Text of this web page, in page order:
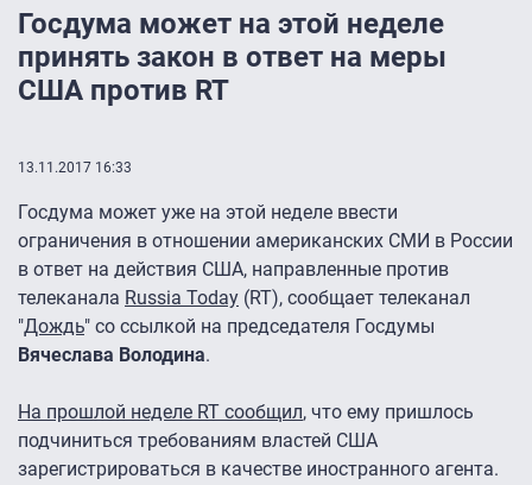
Госдума может на этой неделе
принять закон в ответ на меры
США против RT
13.11.2017 16:33
Госдума может уже на этой неделе ввести
ограничения в отношении американских СМИ в России
в ответ на действия США, направленные против
телеканала Russia Today (RT), сообщает телеканал
"Дождь" со ссылкой на председателя Госдумы
Вячеслава Володина.
На прошлой неделе RT сообщил, что ему пришлось
подчиниться требованиям властей США
зарегистрироваться в качестве иностранного агента.